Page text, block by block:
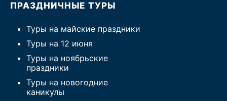
ПРАЗДНИЧНЫЕ ТУРЫ
Туры на майские праздники
Туры на 12 июня
Туры на ноябрьские
праздники
Туры на новогодние
каникулы